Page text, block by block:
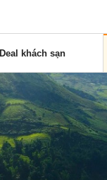
Deal khách sạn